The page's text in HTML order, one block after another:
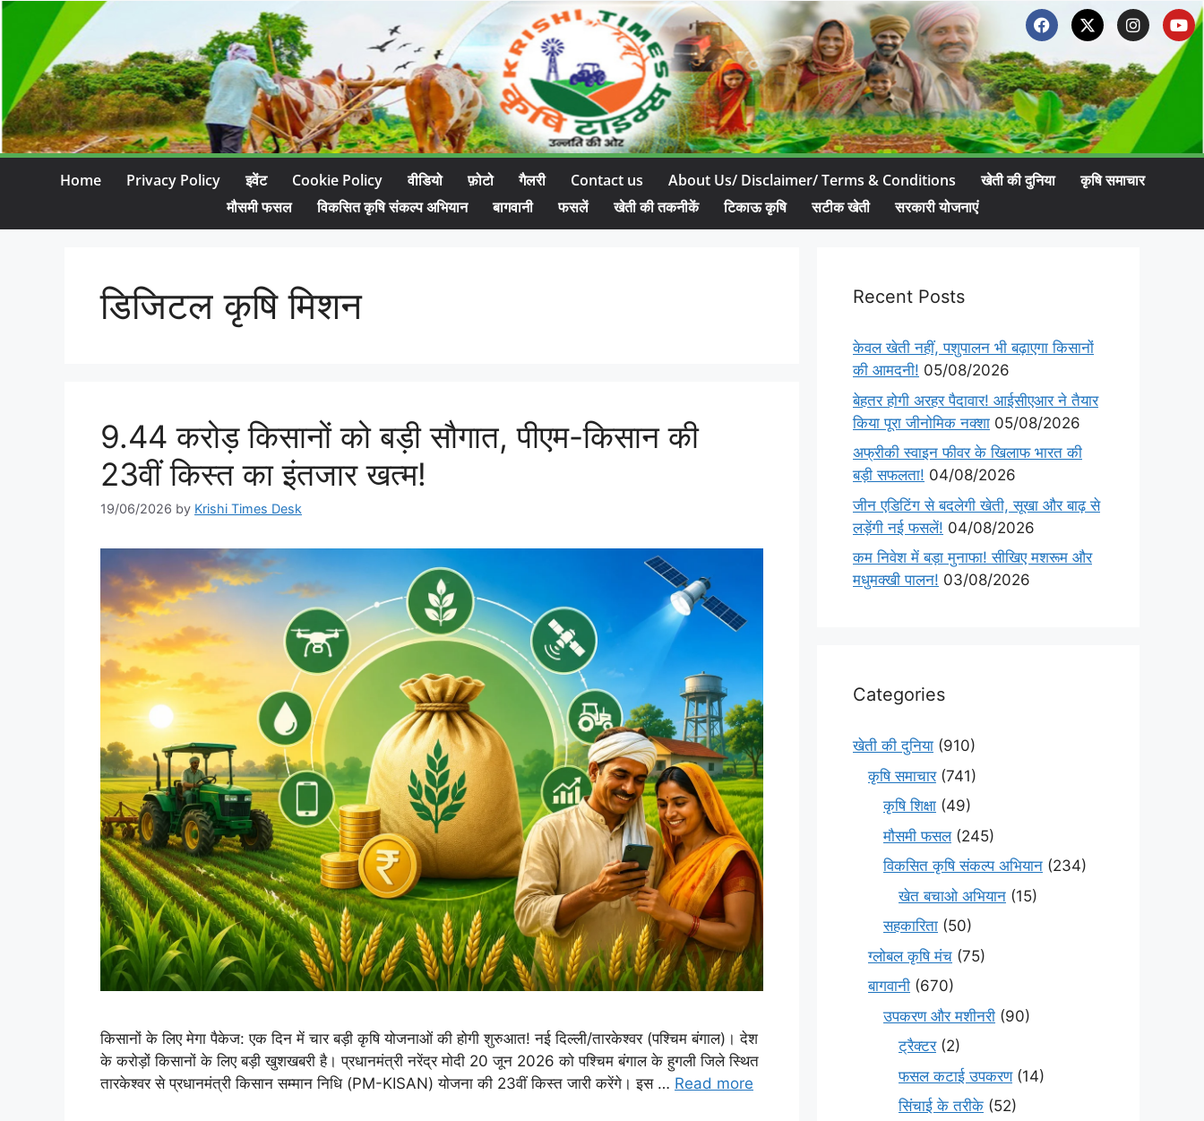
Home Privacy Policy इवेंट Cookie Policy वीडियो फ़ोटो गैलरी Contact us About Us/ Disclaimer/ Terms & Conditions खेती की दुनिया
कृषि समाचार
मौसमी फसल
विकसित कृषि संकल्प अभियान बागवानी फसलें खेती की तकनीकें टिकाऊ कृषि सटीक खेती सरकारी योजनाएं
डिजिटल कृषि मिशन
9.44 करोड़ किसानों को बड़ी सौगात, पीएम-किसान की
23वीं किस्त का इंतजार खत्म!
19/06/2026 by Krishi Times Desk
किसानों के लिए मेगा पैकेज: एक दिन में चार बड़ी कृषि योजनाओं की होगी शुरुआत! नई दिल्ली/तारकेश्वर (पश्चिम बंगाल)। देश
के करोड़ों किसानों के लिए बड़ी खुशखबरी है। प्रधानमंत्री नरेंद्र मोदी 20 जून 2026 को पश्चिम बंगाल के हुगली जिले स्थित
तारकेश्वर से प्रधानमंत्री किसान सम्मान निधि (PM-KISAN) योजना की 23वीं किस्त जारी करेंगे। इस … Read more
Recent Posts
केवल खेती नहीं, पशुपालन भी बढ़ाएगा किसानों
की आमदनी! 05/08/2026
बेहतर होगी अरहर पैदावार! आईसीएआर ने तैयार
किया पूरा जीनोमिक नक्शा 05/08/2026
अफ्रीकी स्वाइन फीवर के खिलाफ भारत की
बड़ी सफलता! 04/08/2026
जीन एडिटिंग से बदलेगी खेती, सूखा और बाढ़ से
लड़ेंगी नई फसलें! 04/08/2026
कम निवेश में बड़ा मुनाफा! सीखिए मशरूम और
मधुमक्खी पालन! 03/08/2026
Categories
खेती की दुनिया (910)
कृषि समाचार(741)
कृषि शिक्षा (49)
मौसमी फसल(245)
विकसित कृषि संकल्प अभियान (234)
खेत बचाओ अभियान (15)
सहकारिता (50)
ग्लोबल कृषि मंच (75)
बागवानी (670)
उपकरण और मशीनरी (90)
ट्रैक्टर(2)
फसल कटाई उपकरण(14)
सिंचाई के तरीके (52)